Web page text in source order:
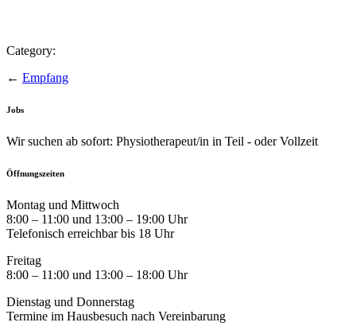
Category:
← Empfang
Jobs
Wir suchen ab sofort: Physiotherapeut/in in Teil - oder Vollzeit
Öffnungszeiten
Montag und Mittwoch
8:00 – 11:00 und 13:00 – 19:00 Uhr
Telefonisch erreichbar bis 18 Uhr
Freitag
8:00 – 11:00 und 13:00 – 18:00 Uhr
Dienstag und Donnerstag
Termine im Hausbesuch nach Vereinbarung